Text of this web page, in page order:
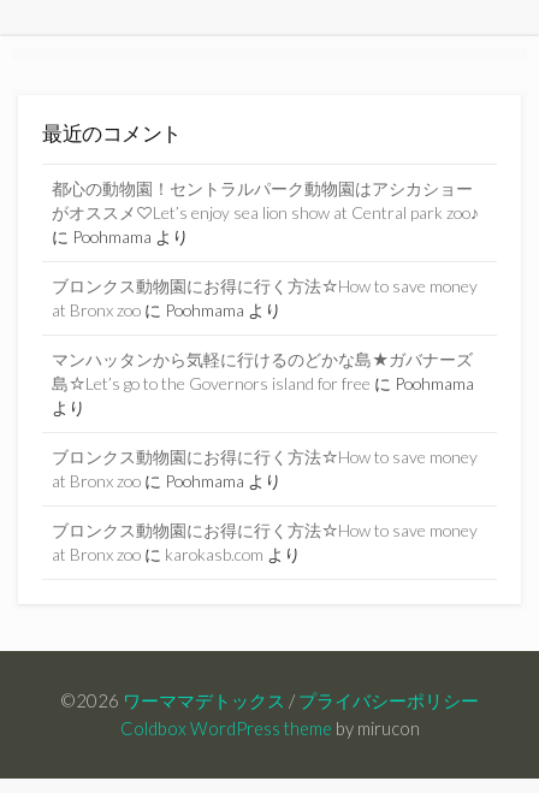
最近のコメント
都心の動物園！セントラルパーク動物園はアシカショー
がオススメ♡Let’s enjoy sea lion show at Central park zoo♪
に Poohmama より
ブロンクス動物園にお得に行く方法☆How to save money
at Bronx zoo に Poohmama より
マンハッタンから気軽に行けるのどかな島★ガバナーズ
島☆Let’s go to the Governors island for free に Poohmama
より
ブロンクス動物園にお得に行く方法☆How to save money
at Bronx zoo に Poohmama より
ブロンクス動物園にお得に行く方法☆How to save money
at Bronx zoo に karokasb.com より
©2026 ワーママデトックス / プライバシーポリシー
Coldbox WordPress theme by mirucon